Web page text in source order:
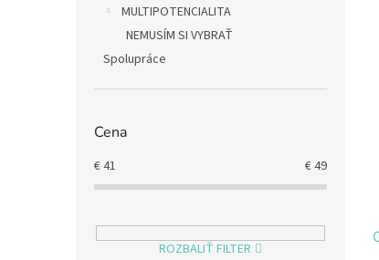
MULTIPOTENCIALITA
NEMUSÍM SI VYBRAŤ
Spolupráce
Cena
€41 €49
ROZBALIŤ FILTER